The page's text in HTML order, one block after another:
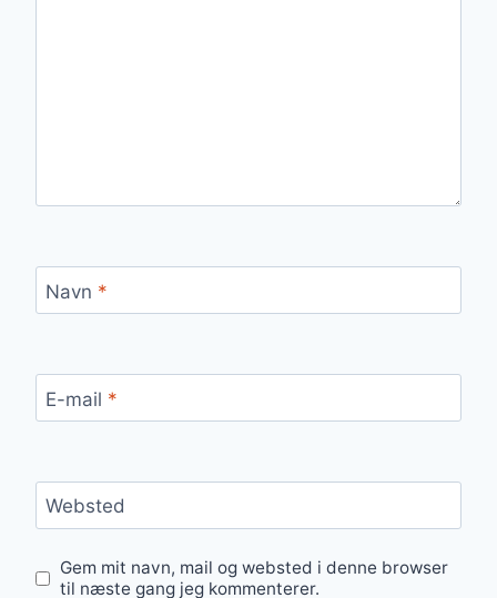
Navn *
E-mail *
Websted
Gem mit navn, mail og websted i denne browser
til næste gang jeg kommenterer.